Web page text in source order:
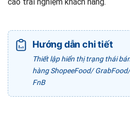
Hướng dẫn chi tiết
Thiết lập hiển thị trạng thái
hàng ShopeeFood/
FnB